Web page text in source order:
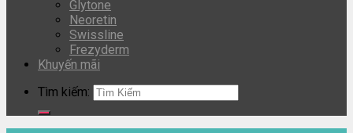
Glytone
Neoretin
Swissline
Frezyderm
Khuyến mãi
Tìm kiếm: